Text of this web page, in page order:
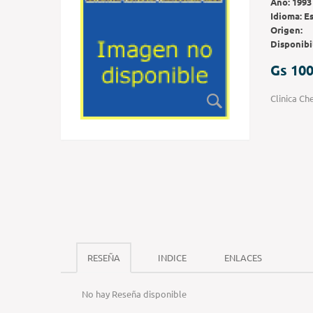
Idioma:
Origen:
Gs
Clinica
RESEÑA INDICE ENLACES
No hay Reseña disponible